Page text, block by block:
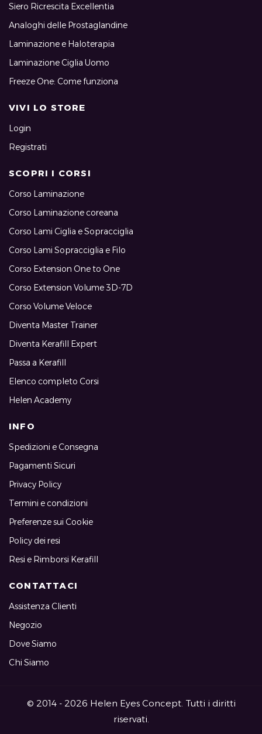
Siero Ricrescita Excellentia
Analoghi delle Prostaglandine
Laminazione e Haloterapia
Laminazione Ciglia Uomo
Freeze One: Come funziona
VIVI LO STORE
Login
Registrati
SCOPRI I CORSI
Corso Laminazione
Corso Laminazione coreana
Corso Lami Ciglia e Sopracciglia
Corso Lami Sopracciglia e Filo
Corso Extension One to One
Corso Extension Volume 3D-7D
Corso Volume Veloce
Diventa Master Trainer
Diventa Kerafill Expert
Passa a Kerafill
Elenco completo Corsi
Helen Academy
INFO
Spedizioni e Consegna
Pagamenti Sicuri
Privacy Policy
Termini e condizioni
Preferenze sui Cookie
Policy dei resi
Resi e Rimborsi Kerafill
CONTATTACI
Assistenza Clienti
Negozio
Dove Siamo
Chi Siamo
© 2014 - 2026 Helen Eyes Concept. Tutti i diritti
riservati.